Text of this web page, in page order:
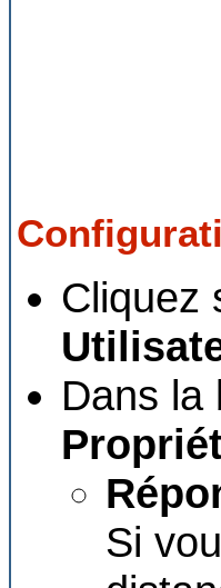
Cliquez
Dans la
Si